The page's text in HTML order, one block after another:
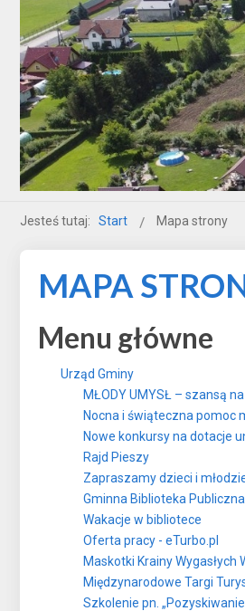
Jesteś tutaj: Start Mapa strony
MAPA
Menu główne
Urząd Gminy
MŁODY UMYSŁ – szansą
Nocna i świąteczna pomoc
Nowe konkursy na dotacje
Rajd Pieszy
Zapraszamy dzieci i
Gminna Biblioteka
Wakacje w bibliotece
Oferta pracy - eTurbo.pl
Maskotki Krainy Wygasłych
Międzynarodowe Targi
Szkolenie pn.